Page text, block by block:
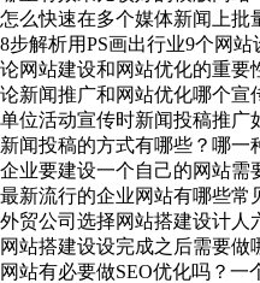
怎么快速在多个媒体新闻上批
8步解析用PS画出行业9个网
论网站建设和网站优化的重要
论新闻推广和网站优化哪个宣
单位活动宣传时新闻投稿推广
新闻投稿的方式有哪些？哪一
企业要建设一个自己的网站需
最新流行的企业网站有哪些常
外贸公司选择网站搭建设计人
网站搭建设设完成之后需要做
网站有必要做SEO优化吗？一